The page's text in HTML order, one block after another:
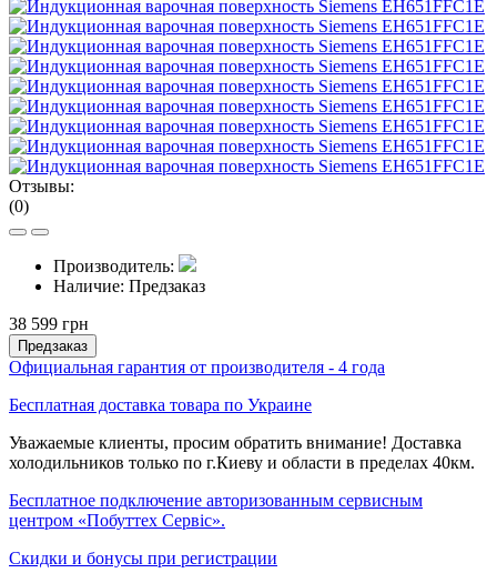
Отзывы:
(0)
Производитель:
Наличие: Предзаказ
38 599 грн
Предзаказ
Официальная гарантия от производителя - 4 года
Бесплатная доставка товара по Украине
Уважаемые клиенты, просим обратить внимание! Доставка
холодильников только по г.Киеву и области в пределах 40км.
Бесплатное подключение авторизованным сервисным
центром «Побуттех Сервіс».
Скидки и бонусы при регистрации